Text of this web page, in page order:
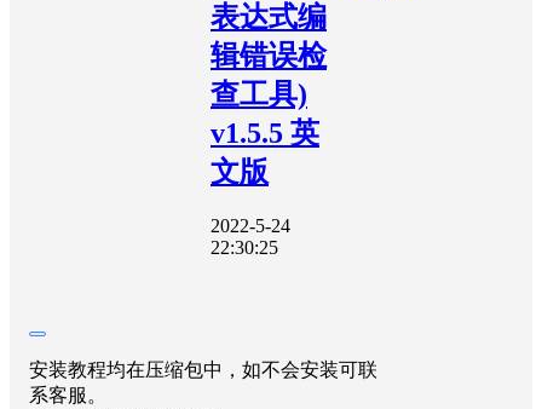
表达式编
辑错误检
查工具)
v1.5.5 英
文版
2022-5-24
22:30:25
安装教程均在压缩包中，如不会安装可联
系客服。